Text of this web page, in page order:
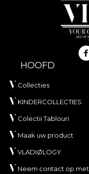
HOOFD
Collecties
KINDERCOLLECTIES
Colectii Tablouri
Maak uw product
VLADIØLOGY
Neem contact op met